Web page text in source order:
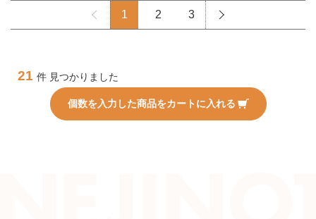
1 2 3
21 件 見つかりました
個数を入力した商品をカートに入れる